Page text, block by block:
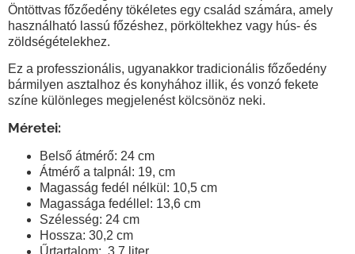
Öntöttvas főzőedény tökéletes egy család számára, amely
használható lassú főzéshez, pörköltekhez vagy hús- és
zöldségételekhez.
Ez a professzionális, ugyanakkor tradicionális főzőedény
bármilyen asztalhoz és konyhához illik, és vonzó fekete
színe különleges megjelenést kölcsönöz neki.
Méretei:
Belső átmérő: 24 cm
Átmérő a talpnál: 19, cm
Magasság fedél nélkül: 10,5 cm
Magassága fedéllel: 13,6 cm
Szélesség: 24 cm
Hossza: 30,2 cm